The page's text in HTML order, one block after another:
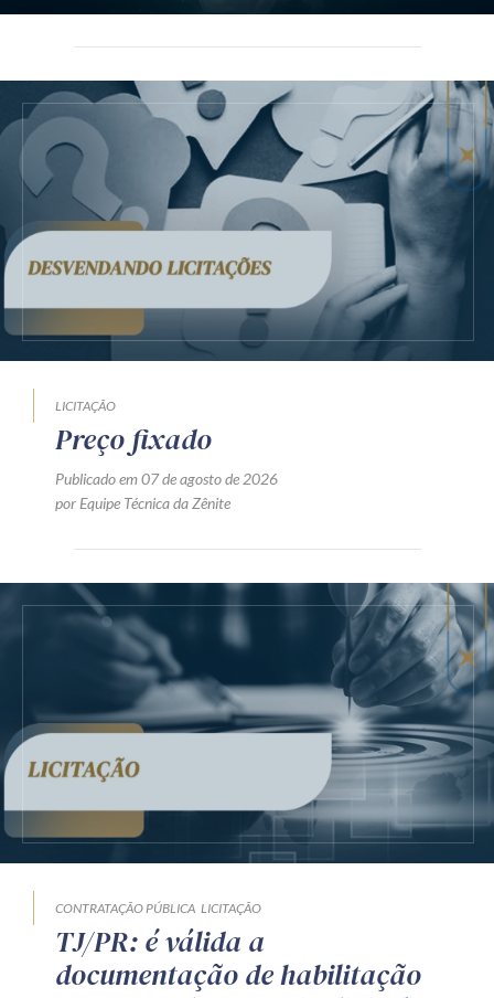
LICITAÇÃO
Preço fixado
Publicado em 07 de agosto de 2026
por Equipe Técnica da Zênite
CONTRATAÇÃO PÚBLICA LICITAÇÃO
TJ/PR: é válida a
documentação de habilitação